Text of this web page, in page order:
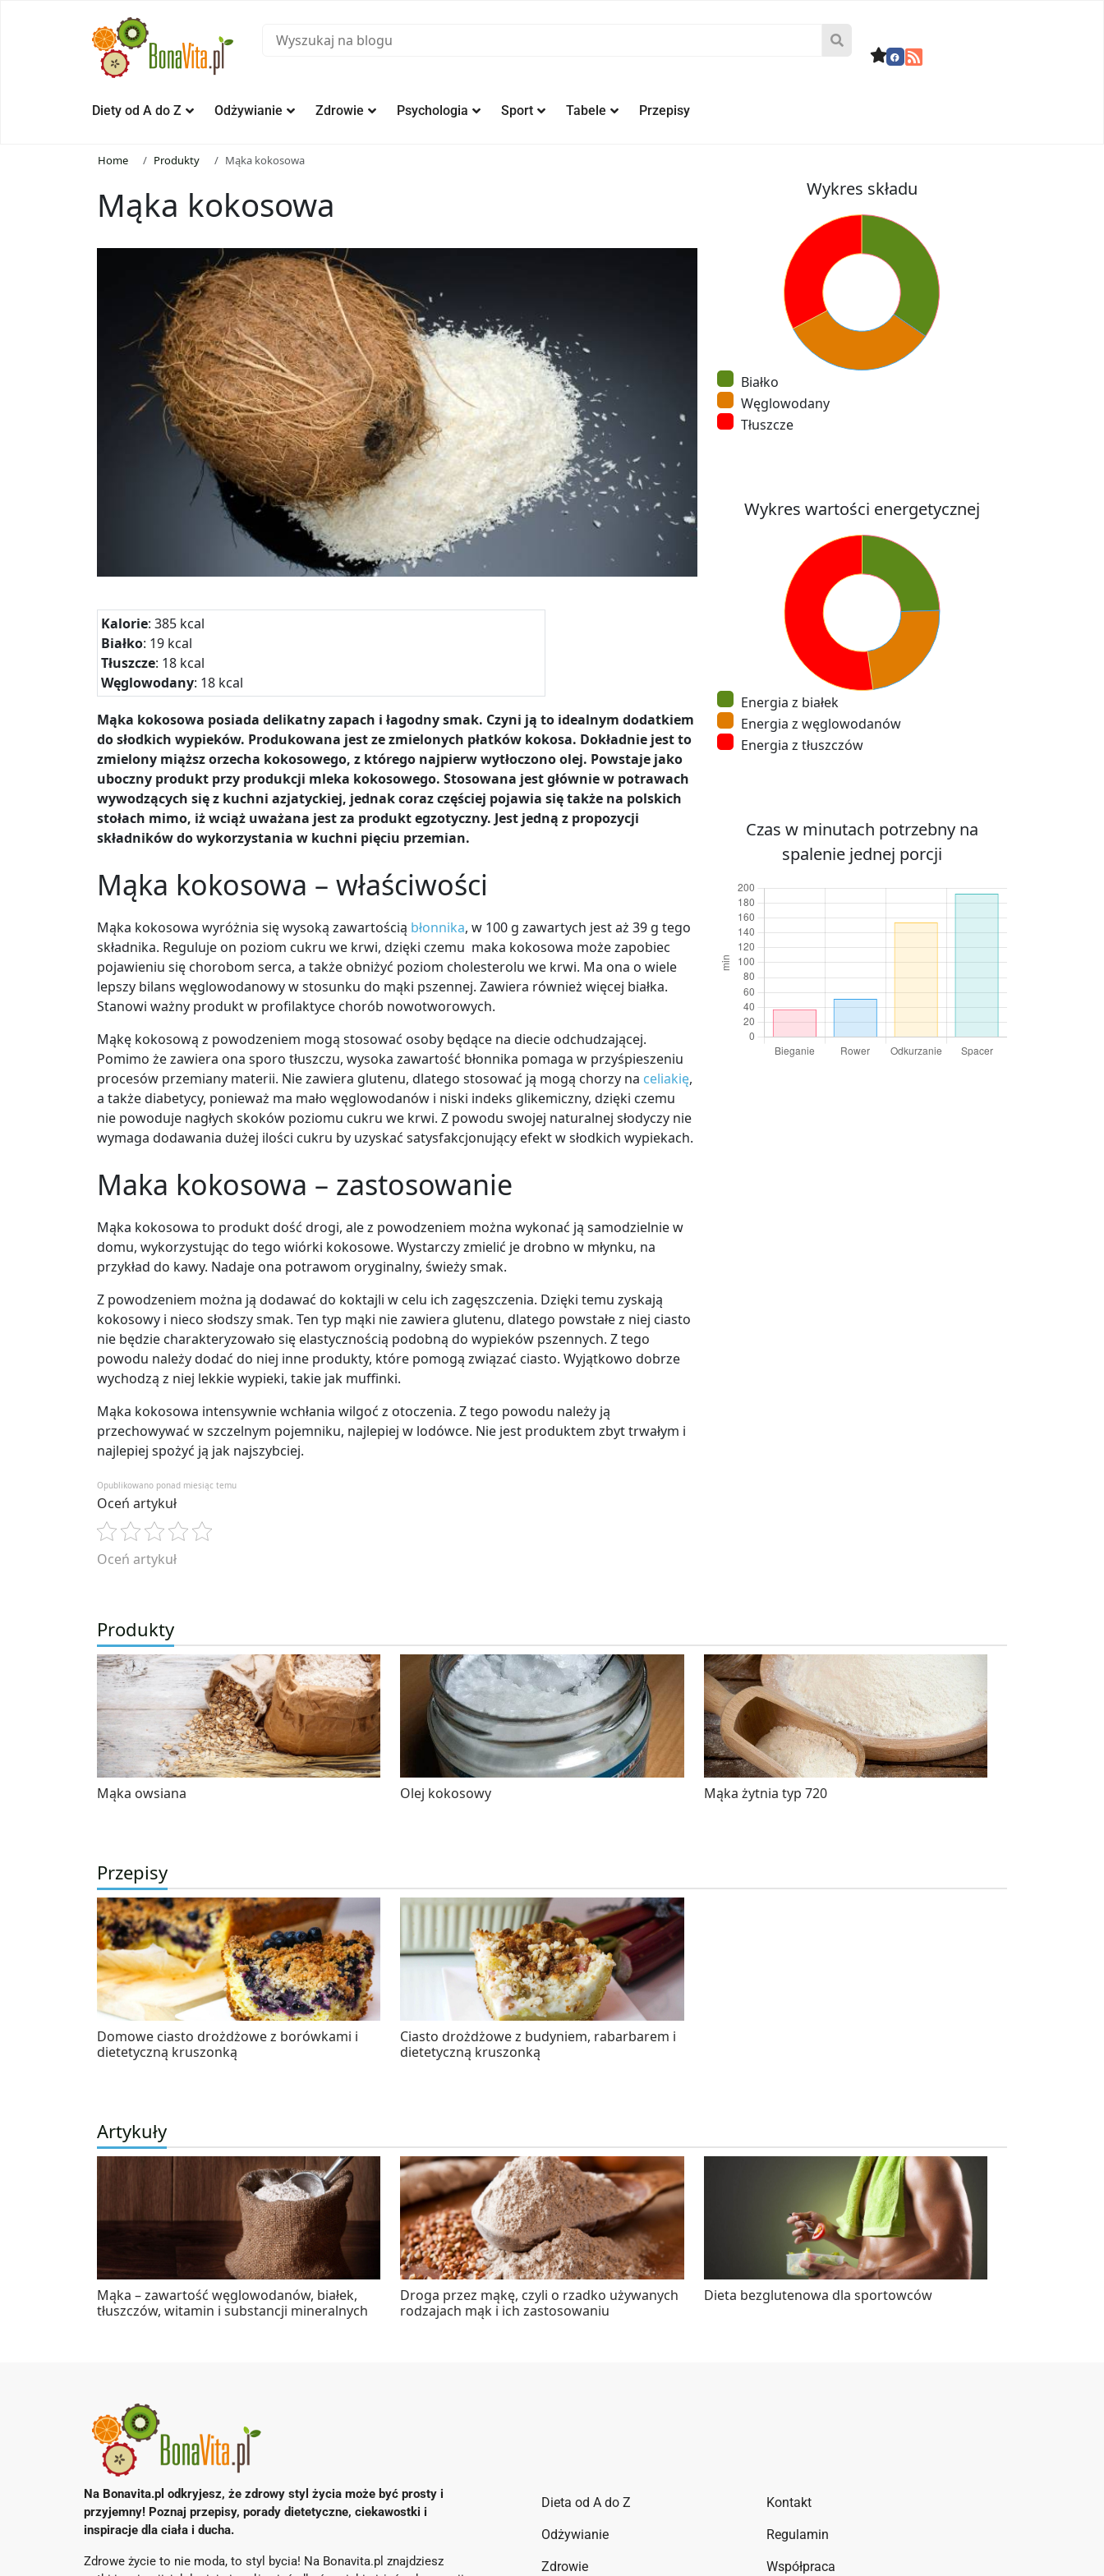
Diety od A do Z Odżywianie Zdrowie Psychologia Sport Tabele Przepisy
Home Produkty Mąka kokosowa
Mąka kokosowa
Kalorie: 385 kcal
Białko: 19 kcal
Tłuszcze: 18 kcal
Węglowodany: 18 kcal
Mąka kokosowa posiada delikatny zapach i łagodny smak. Czyni ją to idealnym dodatkiem
do słodkich wypieków. Produkowana jest ze zmielonych płatków kokosa. Dokładnie jest to
zmielony miąższ orzecha kokosowego, z którego najpierw wytłoczono olej. Powstaje jako
uboczny produkt przy produkcji mleka kokosowego. Stosowana jest głównie w potrawach
wywodzących się z kuchni azjatyckiej, jednak coraz częściej pojawia się także na polskich
stołach mimo, iż wciąż uważana jest za produkt egzotyczny. Jest jedną z propozycji
składników do wykorzystania w kuchni pięciu przemian.
Mąka kokosowa – właściwości
Mąka kokosowa wyróżnia się wysoką zawartością błonnika, w 100 g zawartych jest aż 39 g tego
składnika. Reguluje on poziom cukru we krwi, dzięki czemu maka kokosowa może zapobiec
pojawieniu się chorobom serca, a także obniżyć poziom cholesterolu we krwi. Ma ona o wiele
lepszy bilans węglowodanowy w stosunku do mąki pszennej. Zawiera również więcej białka.
Stanowi ważny produkt w profilaktyce chorób nowotworowych.
Mąkę kokosową z powodzeniem mogą stosować osoby będące na diecie odchudzającej.
Pomimo że zawiera ona sporo tłuszczu, wysoka zawartość błonnika pomaga w przyśpieszeniu
procesów przemiany materii. Nie zawiera glutenu, dlatego stosować ją mogą chorzy na celiakię,
a także diabetycy, ponieważ ma mało węglowodanów i niski indeks glikemiczny, dzięki czemu
nie powoduje nagłych skoków poziomu cukru we krwi. Z powodu swojej naturalnej słodyczy nie
wymaga dodawania dużej ilości cukru by uzyskać satysfakcjonujący efekt w słodkich wypiekach.
Maka kokosowa – zastosowanie
Mąka kokosowa to produkt dość drogi, ale z powodzeniem można wykonać ją samodzielnie w
domu, wykorzystując do tego wiórki kokosowe. Wystarczy zmielić je drobno w młynku, na
przykład do kawy. Nadaje ona potrawom oryginalny, świeży smak.
Z powodzeniem można ją dodawać do koktajli w celu ich zagęszczenia. Dzięki temu zyskają
kokosowy i nieco słodszy smak. Ten typ mąki nie zawiera glutenu, dlatego powstałe z niej ciasto
nie będzie charakteryzowało się elastycznością podobną do wypieków pszennych. Z tego
powodu należy dodać do niej inne produkty, które pomogą związać ciasto. Wyjątkowo dobrze
wychodzą z niej lekkie wypieki, takie jak muffinki.
Mąka kokosowa intensywnie wchłania wilgoć z otoczenia. Z tego powodu należy ją
przechowywać w szczelnym pojemniku, najlepiej w lodówce. Nie jest produktem zbyt trwałym i
najlepiej spożyć ją jak najszybciej.
Opublikowano ponad miesiąc temu
Oceń artykuł
Oceń artykuł
Wykres składu
Białko
Węglowodany
Tłuszcze
Wykres wartości energetycznej
Energia z białek
Energia z węglowodanów
Energia z tłuszczów
Czas w minutach potrzebny na
spalenie jednej porcji
Produkty
Mąka owsiana Olej kokosowy Mąka żytnia typ 720
Przepisy
Domowe ciasto drożdżowe z borówkami i
dietetyczną kruszonką
Ciasto drożdżowe z budyniem, rabarbarem i
dietetyczną kruszonką
Artykuły
Mąka – zawartość węglowodanów, białek,
tłuszczów, witamin i substancji mineralnych
Droga przez mąkę, czyli o rzadko używanych
rodzajach mąk i ich zastosowaniu
Dieta bezglutenowa dla sportowców
Na Bonavita.pl odkryjesz, że zdrowy styl życia może być prosty i
przyjemny! Poznaj przepisy, porady dietetyczne, ciekawostki i
inspiracje dla ciała i ducha.
Zdrowe życie to nie moda, to styl bycia! Na Bonavita.pl znajdziesz
Dieta od A do Z
Odżywianie
Zdrowie
Kontakt
Regulamin
Współpraca